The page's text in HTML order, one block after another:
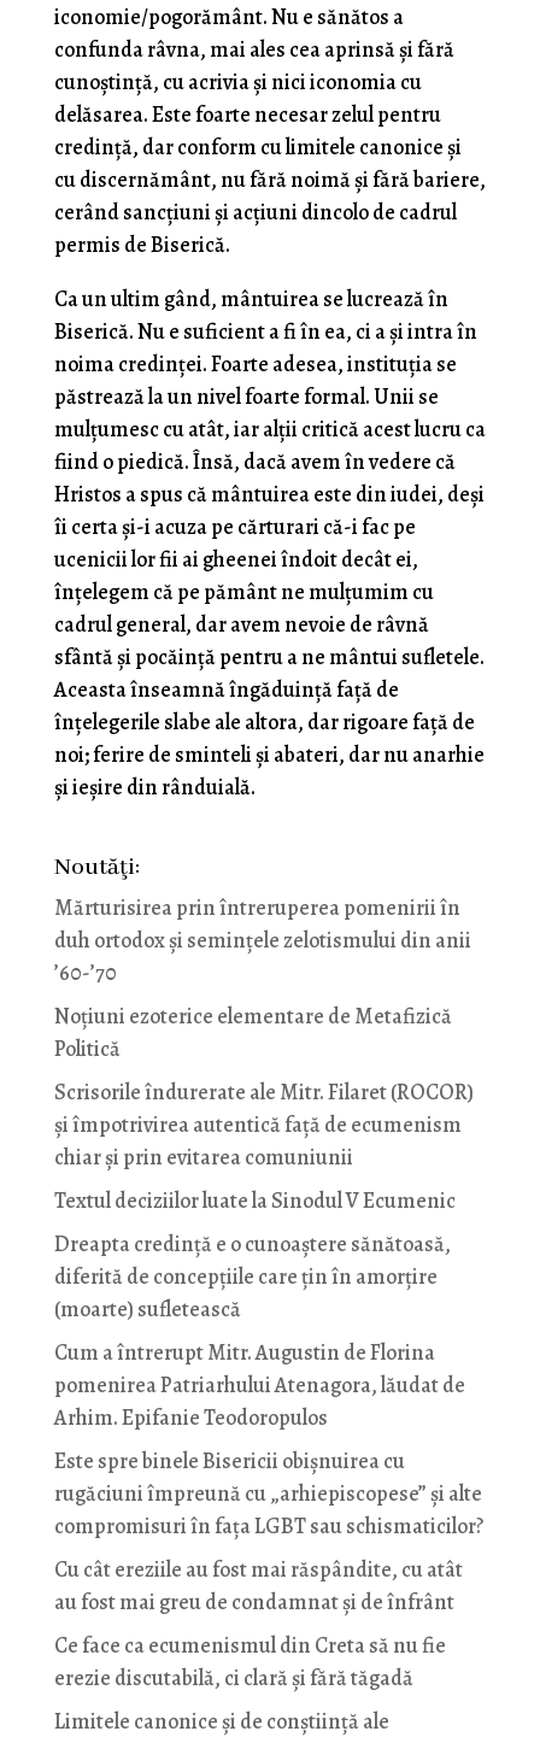
iconomie/pogorământ. Nu e sănătos a
confunda râvna, mai ales cea aprinsă și fără
cunoștință, cu acrivia și nici iconomia cu
delăsarea. Este foarte necesar zelul pentru
credință, dar conform cu limitele canonice și
cu discernământ, nu fără noimă și fără bariere,
cerând sancțiuni și acțiuni dincolo de cadrul
permis de Biserică.
Ca un ultim gând, mântuirea se lucrează în
Biserică. Nu e suficient a fi în ea, ci a și intra în
noima credinței. Foarte adesea, instituția se
păstrează la un nivel foarte formal. Unii se
mulțumesc cu atât, iar alții critică acest lucru ca
fiind o piedică. Însă, dacă avem în vedere că
Hristos a spus că mântuirea este din iudei, deși
îi certa și-i acuza pe cărturari că-i fac pe
ucenicii lor fii ai gheenei îndoit decât ei,
înțelegem că pe pământ ne mulțumim cu
cadrul general, dar avem nevoie de râvnă
sfântă și pocăință pentru a ne mântui sufletele.
Aceasta înseamnă îngăduință față de
înțelegerile slabe ale altora, dar rigoare față de
noi; ferire de sminteli și abateri, dar nu anarhie
și ieșire din rânduială.
Noutăţi:
Mărturisirea prin întreruperea pomenirii în
duh ortodox și semințele zelotismului din anii
’60-’70
Noţiuni ezoterice elementare de Metafizică
Politică
Scrisorile îndurerate ale Mitr. Filaret (ROCOR)
și împotrivirea autentică față de ecumenism
chiar și prin evitarea comuniunii
Textul deciziilor luate la Sinodul V Ecumenic
Dreapta credință e o cunoaștere sănătoasă,
diferită de concepțiile care țin în amorțire
(moarte) sufletească
Cum a întrerupt Mitr. Augustin de Florina
pomenirea Patriarhului Atenagora, lăudat de
Arhim. Epifanie Teodoropulos
Este spre binele Bisericii obișnuirea cu
rugăciuni împreună cu „arhiepiscopese” și alte
compromisuri în fața LGBT sau schismaticilor?
Cu cât ereziile au fost mai răspândite, cu atât
au fost mai greu de condamnat și de înfrânt
Ce face ca ecumenismul din Creta să nu fie
erezie discutabilă, ci clară și fără tăgadă
Limitele canonice și de conștiință ale